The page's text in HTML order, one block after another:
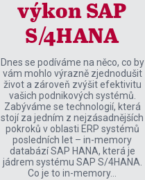
výkon SAP
S/4HANA
Dnes se podíváme na něco, co by
vám mohlo výrazně zjednodušit
život a zároveň zvýšit efektivitu
vašich podnikových systémů.
Zabýváme se technologií, která
stojí za jedním z nejzásadnějších
pokroků v oblasti ERP systémů
posledních let – in-memory
databází SAP HANA, která je
jádrem systému SAP S/4HANA.
Co je to in-memory…